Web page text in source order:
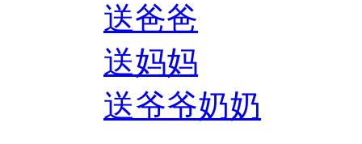
送爸爸
送妈妈
送爷爷奶奶